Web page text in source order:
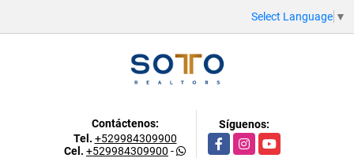
Select Language ▼
Contáctenos:
Tel. +529984309900
Cel. +529984309900 -
Síguenos:
FacebookInstagramYouTube